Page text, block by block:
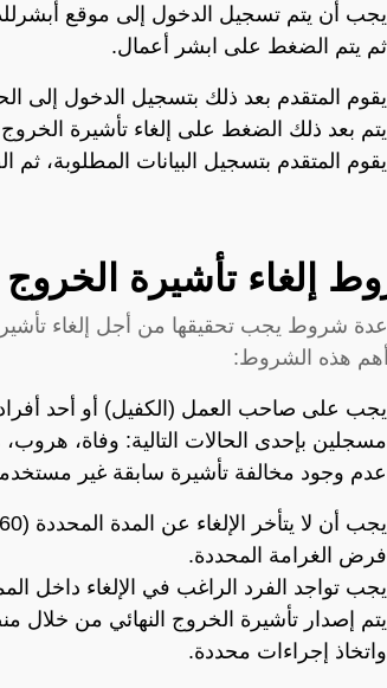
يجب أن يتم تسجيل الدخول إلى موقع
ثم يتم الضغط على ابشر أعمال.
يقوم المتقدم بعد ذلك بتسجيل الدخول إلى
يتم بعد ذلك الضغط على إلغاء تأشيرة الخروج
يقوم المتقدم بتسجيل البيانات المطلوبة، ثم
إلغاء تأشيرة الخروج
شروط يجب تحقيقها من أجل إلغاء
هذه الشروط:
يجب على صاحب العمل (الكفيل) أو أحد أفراد
مسجلين بإحدى الحالات التالية: وفاة،
عدم وجود مخالفة تأشيرة سابقة غير
فرض الغرامة المحددة.
يجب تواجد الفرد الراغب في الإلغاء داخل
يتم إصدار تأشيرة الخروج النهائي من خلال
واتخاذ إجراءات محددة.